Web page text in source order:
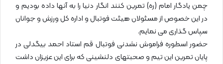
چمن یادگار امام (ره) تمرین کنند انگار دنیا را به آنها داده بودیم و
در این خصوص از مسئولان هیئت فوتبال و اداره کل ورزش و جوانان
سپاس گذاری می نمایم.
حضور اسطوره فراموش نشدنی فوتبال قم استاد احمد بیگدلی در
پایان تمرین این تیم و صحبتهای دلنشینی که برای این عزیزان داشت